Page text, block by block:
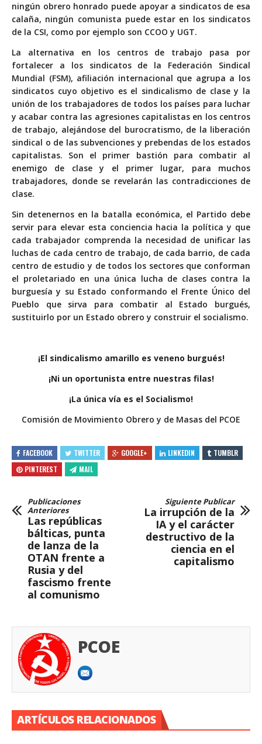
ningún obrero honrado puede apoyar a sindicatos de esa
calaña, ningún comunista puede estar en los sindicatos
de la CSI, como por ejemplo son CCOO y UGT.
La alternativa en los centros de trabajo pasa por
fortalecer a los sindicatos de la Federación Sindical
Mundial (FSM), afiliación internacional que agrupa a los
sindicatos cuyo objetivo es el sindicalismo de clase y la
unión de los trabajadores de todos los países para luchar
y acabar contra las agresiones capitalistas en los centros
de trabajo, alejándose del burocratismo, de la liberación
sindical o de las subvenciones y prebendas de los estados
capitalistas. Son el primer bastión para combatir al
enemigo de clase y el primer lugar, para muchos
trabajadores, donde se revelarán las contradicciones de
clase.
Sin detenernos en la batalla económica, el Partido debe
servir para elevar esta conciencia hacia la política y que
cada trabajador comprenda la necesidad de unificar las
luchas de cada centro de trabajo, de cada barrio, de cada
centro de estudio y de todos los sectores que conforman
el proletariado en una única lucha de clases contra la
burguesía y su Estado conformando el Frente Único del
Pueblo que sirva para combatir al Estado burgués,
sustituirlo por un Estado obrero y construir el socialismo.
¡El sindicalismo amarillo es veneno burgués!
¡Ni un oportunista entre nuestras filas!
¡La única vía es el Socialismo!
Comisión de Movimiento Obrero y de Masas del PCOE
FACEBOOK TWITTER GOOGLE+ LINKEDIN
TUMBLR
PINTEREST
MAIL
Publicaciones
Anteriores
Las repúblicas
bálticas, punta
de lanza de la
OTAN frente a
Rusia y del
fascismo frente
al comunismo
Siguiente Publicar
La irrupción de la
IA y el carácter
destructivo de la
ciencia en el
capitalismo
PCOE
ARTÍCULOS RELACIONADOS